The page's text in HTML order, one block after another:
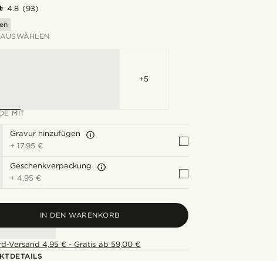
4.8 (93)
+5
MIT
Gravur hinzufügen
+17,95 €
Geschenkverpackung
+4,95 €
IN DEN WARENKORB
Versand 4,95 € - Gratis ab 59,00 €